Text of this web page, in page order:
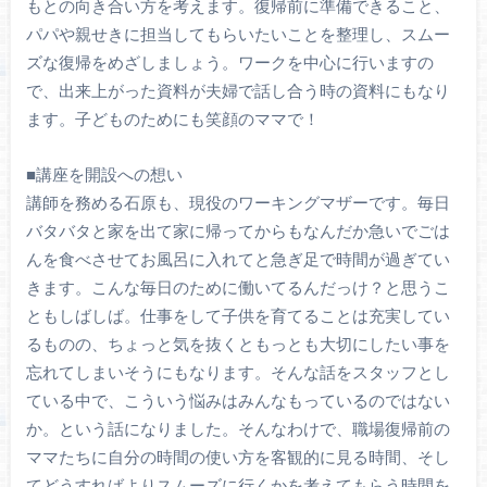
もとの向き合い方を考えます。復帰前に準備できること、
パパや親せきに担当してもらいたいことを整理し、スムー
ズな復帰をめざしましょう。ワークを中心に行いますの
で、出来上がった資料が夫婦で話し合う時の資料にもなり
ます。子どものためにも笑顔のママで！
■講座を開設への想い
講師を務める石原も、現役のワーキングマザーです。毎日
バタバタと家を出て家に帰ってからもなんだか急いでごは
んを食べさせてお風呂に入れてと急ぎ足で時間が過ぎてい
きます。こんな毎日のために働いてるんだっけ？と思うこ
ともしばしば。仕事をして子供を育てることは充実してい
るものの、ちょっと気を抜くともっとも大切にしたい事を
忘れてしまいそうにもなります。そんな話をスタッフとし
ている中で、こういう悩みはみんなもっているのではない
か。という話になりました。そんなわけで、職場復帰前の
ママたちに自分の時間の使い方を客観的に見る時間、そし